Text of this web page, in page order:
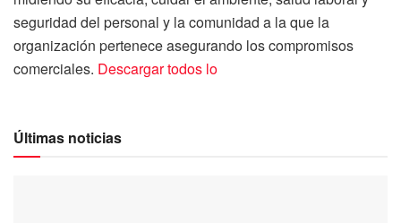
seguridad del personal y la comunidad a la que la
organización pertenece asegurando los compromisos
comerciales. Descargar todos lo
Últimas noticias